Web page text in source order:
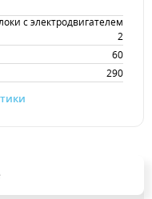
с электродвигателем
2
60
290